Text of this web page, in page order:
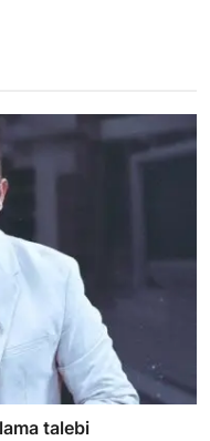
talebi